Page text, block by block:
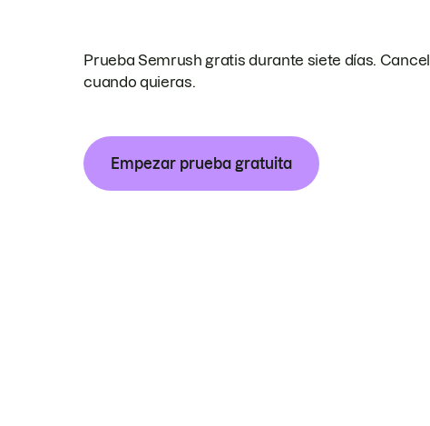
Prueba Semrush gratis durante siete días.
cuando quieras.
Empezar prueba gratuita